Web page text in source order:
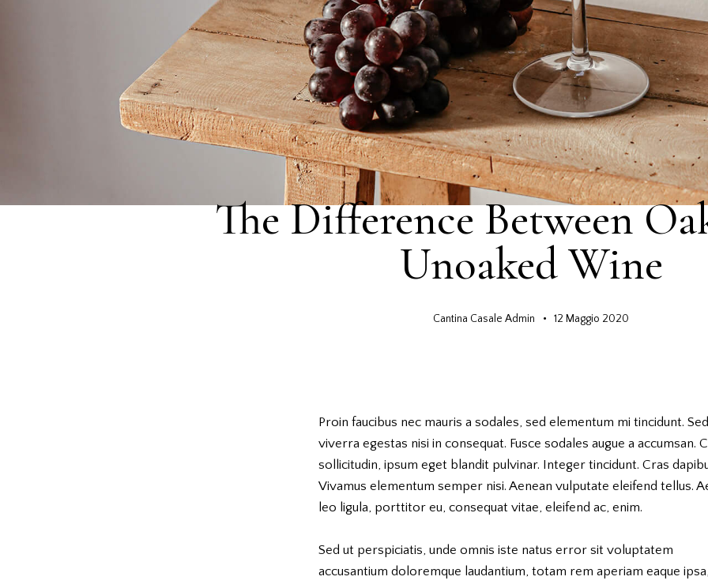
TIPS & TRICKS
The Difference Between
Unoaked Wine
Cantina Casale Admin 12 Maggio 2020
Proin faucibus nec mauris a sodales, sed elementum mi tincidunt.
viverra egestas nisi in consequat. Fusce sodales augue a accumsan.
sollicitudin, ipsum eget blandit pulvinar. Integer tincidunt. Cras
Vivamus elementum semper nisi. Aenean vulputate eleifend tellus.
leo ligula, porttitor eu, consequat vitae, eleifend ac, enim.
Sed ut perspiciatis, unde omnis iste natus error sit voluptatem
accusantium doloremque laudantium, totam rem aperiam eaque